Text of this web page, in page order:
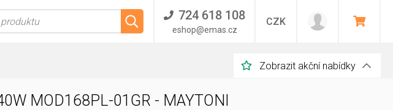
724 618 108
eshop@emas.cz
CZK
Zobrazit akční nabídky
MOD168PL-01GR - MAYTONI